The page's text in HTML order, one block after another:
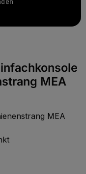
MEA
MEA